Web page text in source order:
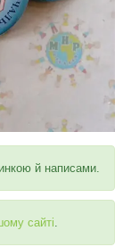
й написами.
сайті